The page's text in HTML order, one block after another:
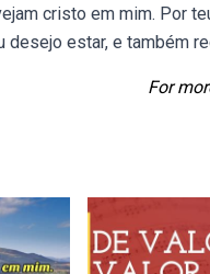
cristo em mim. Por
desejo estar, e também
For